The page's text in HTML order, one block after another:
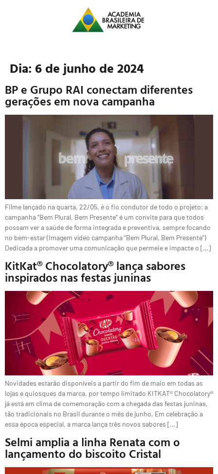
Dia: 6 de junho de 2024
BP e Grupo RAI conectam diferentes
gerações em nova campanha
Filme lançado na quarta, 22/05, é o fio condutor de todo o projeto; a
campanha “Bem Plural, Bem Presente” é um convite para que todos
possam ver a saúde de forma integrada e preventiva, sempre focando
no bem-estar (Imagem vídeo campanha “Bem Plural, Bem Presente”)
Dedicada a promover uma comunicação que permeie e impacte o […]
KitKat® Chocolatory® lança sabores
inspirados nas festas juninas
Novidades estarão disponíveis a partir do fim de maio em todas as
lojas e quiosques da marca, por tempo limitado KITKAT® Chocolatory®
já está em clima de comemoração com a chegada das festas juninas,
tão tradicionais no Brasil durante o mês de junho. Em celebração a
essa época especial, a marca lança três novos sabores […]
Selmi amplia a linha Renata com o
lançamento do biscoito Cristal